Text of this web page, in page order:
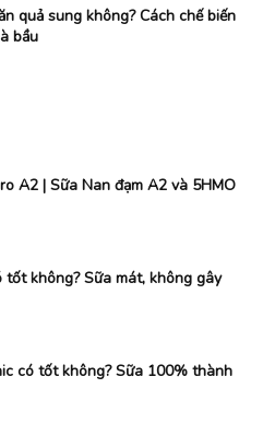
quả sung không? Cách chế biến
bầu
A2 | Sữa Nan đạm A2 và 5HMO
tốt không? Sữa mát, không gây
có tốt không? Sữa 100% thành